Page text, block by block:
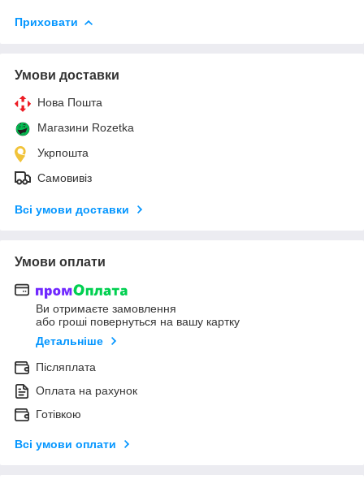
Приховати
Умови доставки
Нова Пошта
Магазини Rozetka
Укрпошта
Самовивіз
Всі умови доставки
Умови оплати
Ви отримаєте замовлення
або гроші повернуться на вашу картку
Детальніше
Післяплата
Оплата на рахунок
Готівкою
Всі умови оплати